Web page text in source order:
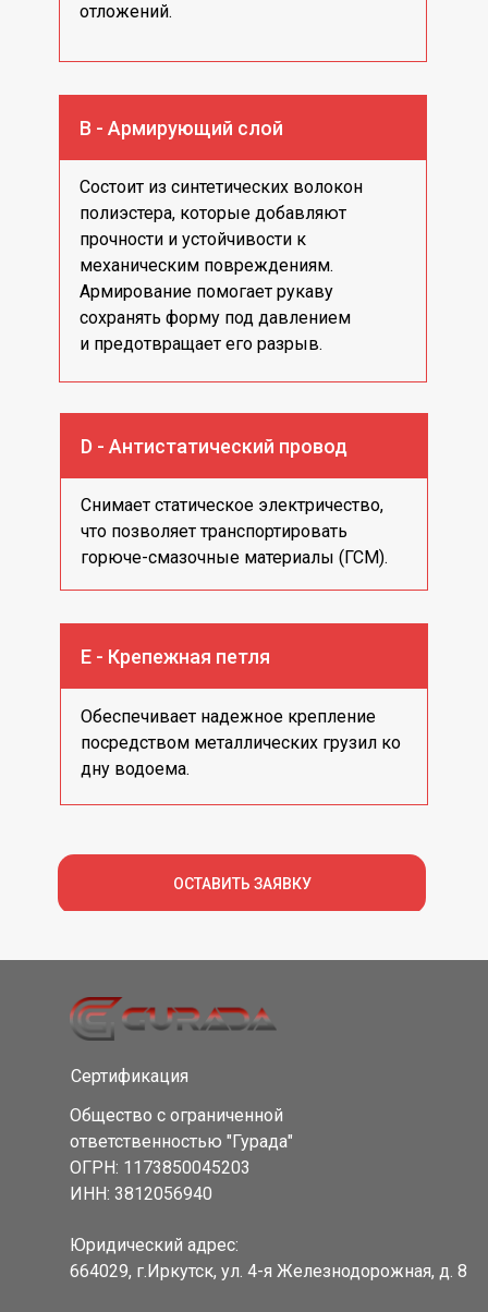
Обеспечивает надежное крепление
посредством металлических грузил ко
дну водоема.
Е - Крепежная петля
Снимает статическое электричество,
что позволяет транспортировать
горюче-смазочные материалы (ГСМ).
D - Антистатический провод
отложений.
Состоит из синтетических волокон
полиэстера, которые добавляют
прочности и устойчивости к
механическим повреждениям.
Армирование помогает рукаву
сохранять форму под давлением
и предотвращает его разрыв.
В - Армирующий слой
ОСТАВИТЬ ЗАЯВКУ
Юридический адрес:
664029, г.Иркутск, ул. 4-я Железнодорожная, д. 8
Сертификация
Общество с ограниченной
ответственностью "Гурада"
ОГРН: 1173850045203
ИНН: 3812056940